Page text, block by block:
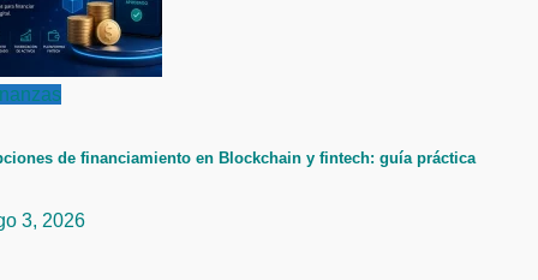
de financiamiento en Blockchain y fintech: guía práctica
3, 2026